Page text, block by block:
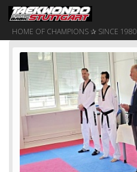
HOME OF CHAMPIONS ✰ SINCE 1980